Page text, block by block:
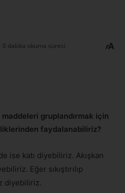
0 dakika okuma süresi
gruplandırmak için
faydalanabiliriz?
ise katı diyebiliriz. Akışkan
Eğer sıkıştırılıp
diyebiliriz.